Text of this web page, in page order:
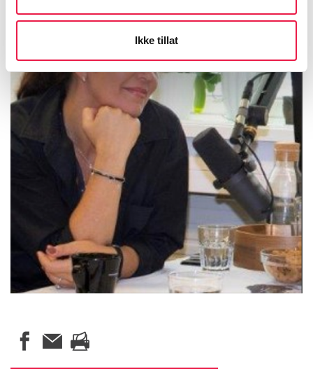
Ikke tillat